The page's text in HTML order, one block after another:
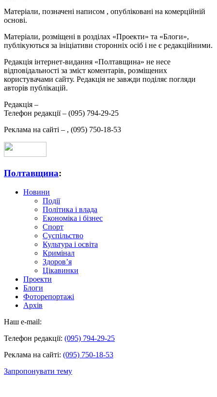
Матеріали, позначені написом , опубліковані на комерційній
основі.
Матеріали, розміщені в розділах «Проекти» та «Блоги»,
публікуються за ініціативи сторонніх осіб і не є редакційними.
Редакція інтернет-видання «Полтавщина» не несе
відповідальності за зміст коментарів, розміщених
користувачами сайту. Редакція не завжди поділяє погляди
авторів публікацій.
Редакція –
Телефон редакції – (095) 794-29-25
Реклама на сайті – , (095) 750-18-53
Полтавщина:
Новини
Події
Політика і влада
Економіка і бізнес
Спорт
Суспільство
Культура і освіта
Кримінал
Здоров’я
Цікавинки
Проекти
Блоги
Фоторепортажі
Архів
Наш e-mail:
Телефон редакції: (095) 794-29-25
Реклама на сайті: (095) 750-18-53
Запропонувати тему